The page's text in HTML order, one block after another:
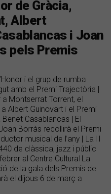
de Gràcia,
Albert
i Joan
pels Premis
i el grup de rumba
amb el Premi Trajectòria |
Montserrat Torrent, el
Albert Guinovart i el Premi
Casablancas | El
Borràs recollirà el Premi
musical de l’any | La II
de clàssica, jazz i públic
al Centre Cultural La
de la gala dels Premis de
el dijous 6 de març a